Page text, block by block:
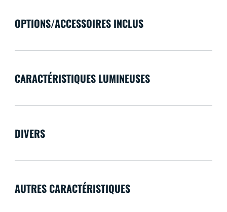
OPTIONS/ACCESSOIRES INCLUS
CARACTÉRISTIQUES LUMINEUSES
DIVERS
AUTRES CARACTÉRISTIQUES